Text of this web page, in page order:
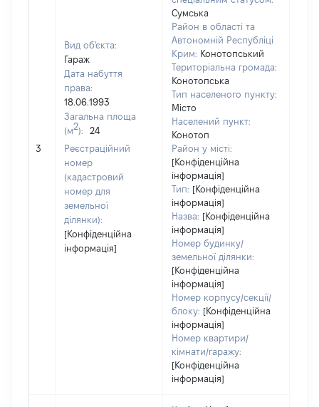
3
Вид об'єкта:
Гараж
Дата набуття
права:
18.06.1993
Загальна площа
(м2):
24
Реєстраційний
номер
(кадастровий
номер для
земельної
ділянки):
[Конфіденційна
інформація]
Сумська
Район в області та
Автономній Республіці
Крим: Конотопський
Територіальна громада:
Конотопська
Тип населеного пункту:
Місто
Населений пункт:
Конотоп
Район у місті:
[Конфіденційна
інформація]
Тип: [Конфіденційна
інформація]
Назва: [Конфіденційна
інформація]
Номер будинку/
земельної ділянки:
[Конфіденційна
інформація]
Номер корпусу/секції/
блоку: [Конфіденційна
інформація]
Номер квартири/
кімнати/гаражу:
[Конфіденційна
інформація]